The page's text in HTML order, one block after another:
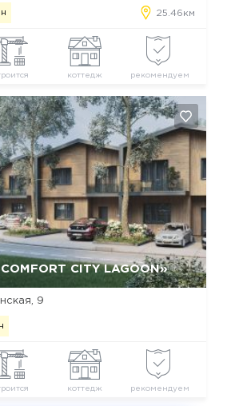
25.46км
коттедж рекомендуем
CITY LAGOON»
9
коттедж рекомендуем
Да, удалить